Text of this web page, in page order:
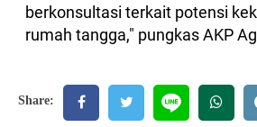
berkonsultasi terkait potensi
rumah tangga," pungkas AKP
Share: